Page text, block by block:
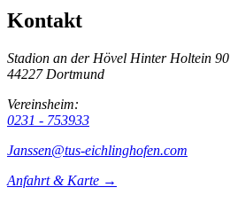
Kontakt
Stadion an der Hövel Hinter Holtein 90
44227 Dortmund
Vereinsheim:
0231 - 753933
Janssen@tus-eichlinghofen.com
Anfahrt & Karte →